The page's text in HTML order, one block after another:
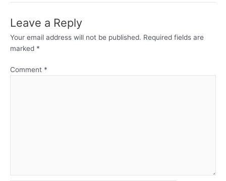
Leave a Reply
Your email address will not be published. Required fields are
marked *
Comment *